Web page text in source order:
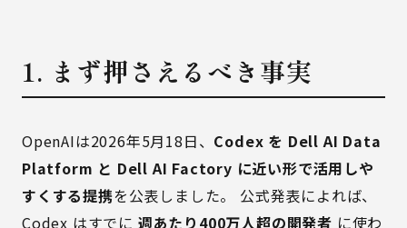
1. まず押さえるべき事実
OpenAIは2026年5月18日、 Codex を Dell AI Data
Platform と Dell AI Factory に近い形で活用しや
すくする提携を公表しました。 公式発表によれば、
Codex はすでに 週あたり400万人超の開発者 に使わ